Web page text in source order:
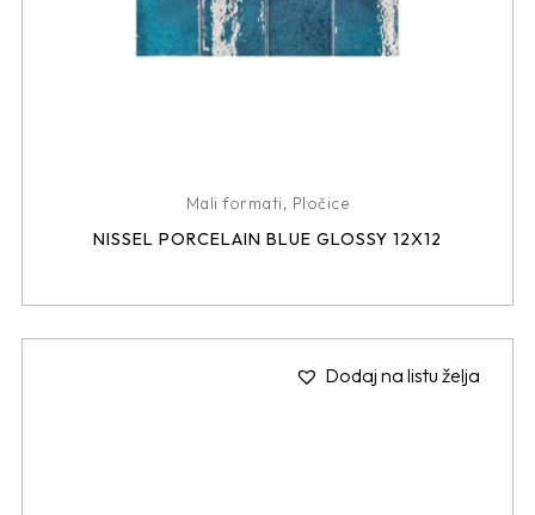
Mali formati, Pločice
NISSEL PORCELAIN BLUE GLOSSY 12X12
Dodaj na listu želja